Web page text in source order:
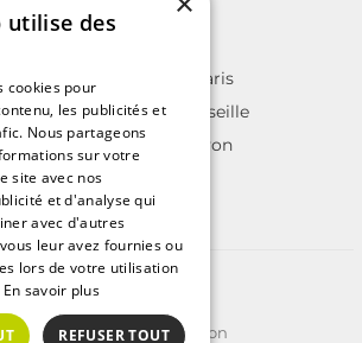
La charte Interkab
immobilières sur Paris
immobilières sur Marseille
immobilières sur Lyon
| Tous droits réservés
Plan du site
Générales d'Utilisation
utilise des
cookies pour
les publicités et
Nous partageons
sur votre
site avec nos
et d'analyse qui
avec d'autres
leur avez fournies ou
lors de votre utilisation
En savoir plus
REFUSER TOUT